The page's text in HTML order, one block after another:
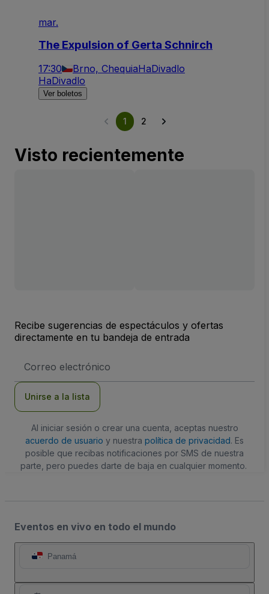
mar.
The Expulsion of Gerta Schnirch
17:30 Brno, ChequiaHaDivadlo
HaDivadlo
Ver boletos
1 2
Visto recientemente
Recibe sugerencias de espectáculos y ofertas
directamente en tu bandeja de entrada
de
Unirse a la lista
Al iniciar sesión o crear una cuenta, aceptas nuestro
acuerdo de usuario y nuestra política de privacidad. Es
posible que recibas notificaciones por SMS de nuestra
parte, pero puedes darte de baja en cualquier momento.
Eventos en vivo en todo el mundo
Panamá